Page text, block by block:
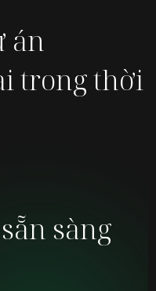
án
trong thời
sàng